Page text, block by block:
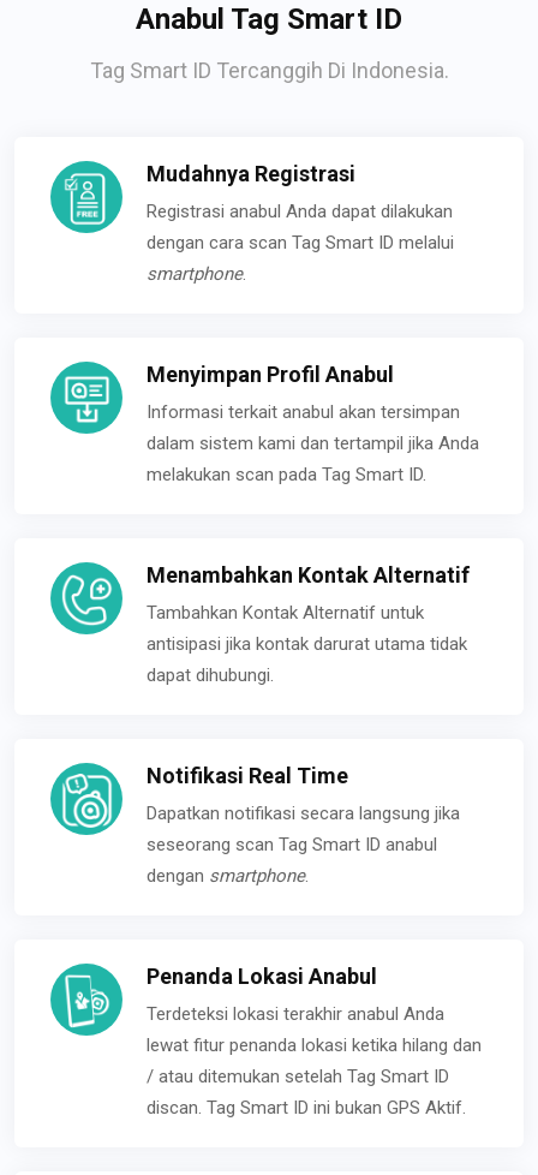
Anabul Tag Smart ID
Tag Smart ID Tercanggih Di Indonesia.
Mudahnya Registrasi
Registrasi anabul Anda dapat dilakukan
dengan cara scan Tag Smart ID melalui
smartphone.
Menyimpan Profil Anabul
Informasi terkait anabul akan tersimpan
dalam sistem kami dan tertampil jika Anda
melakukan scan pada Tag Smart ID.
Menambahkan Kontak Alternatif
Tambahkan Kontak Alternatif untuk
antisipasi jika kontak darurat utama tidak
dapat dihubungi.
Notifikasi Real Time
Dapatkan notifikasi secara langsung jika
seseorang scan Tag Smart ID anabul
dengan smartphone.
Penanda Lokasi Anabul
Terdeteksi lokasi terakhir anabul Anda
lewat fitur penanda lokasi ketika hilang dan
/ atau ditemukan setelah Tag Smart ID
discan. Tag Smart ID ini bukan GPS Aktif.